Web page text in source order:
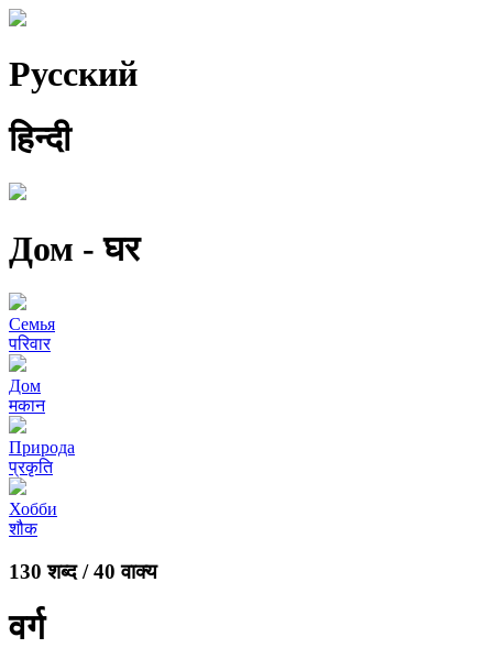
Pусский
हिन्दी
Дом - घर
Семья
परिवार
Дом
मकान
Природа
प्रकृति
Хобби
शौक
130 शब्द / 40 वाक्य
वर्ग